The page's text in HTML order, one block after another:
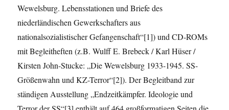
Wewelsburg. Lebensstationen und Briefe des
niederländischen Gewerkschafters aus
nationalsozialistischer Gefangenschaft“[1]) und CD-ROMs
mit Begleitheften (z.B. Wulff E. Brebeck / Karl Hüser /
Kirsten John-Stucke: „Die Wewelsburg 1933-1945. SS-
Größenwahn und KZ-Terror“[2]). Der Begleitband zur
ständigen Ausstellung „Endzeitkämpfer. Ideologie und